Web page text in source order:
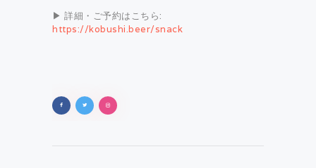
▶ 詳細・ご予約はこちら:
https://kobushi.beer/snack